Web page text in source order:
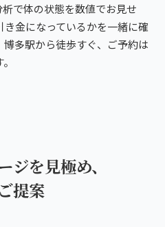
で体の状態を数値でお見せ
金になっているかを一緒に確
多駅から徒歩すぐ、ご予約は
ジを見極め、
提案